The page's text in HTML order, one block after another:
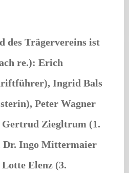
des Trägervereins ist
re.): Erich
Ingrid Bals
Peter Wagner
Gertrud Ziegltrum (1.
Dr. Ingo Mittermaier
Elenz (3.